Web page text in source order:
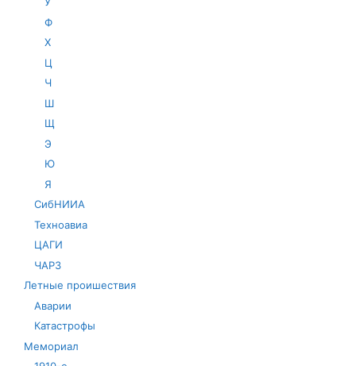
Ф
Х
Ц
Ч
Ш
Щ
Э
Ю
Я
СибНИИА
Техноавиа
ЦАГИ
ЧАРЗ
Летные проишествия
Аварии
Катастрофы
Мемориал